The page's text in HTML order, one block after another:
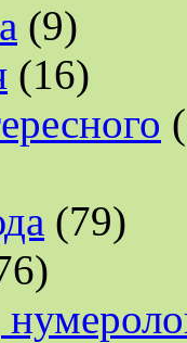
(9)
(16)
(79)